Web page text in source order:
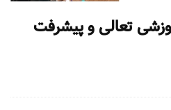
تعالی و پیشرفت